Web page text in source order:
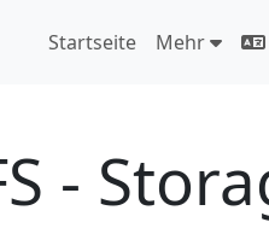
Startseite
Mehr
-